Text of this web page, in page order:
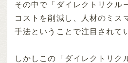
その中で「ダイレクトリクル
コストを削減し、人材のミス
手法ということで注目されて
しかしこの「ダイレクトリク